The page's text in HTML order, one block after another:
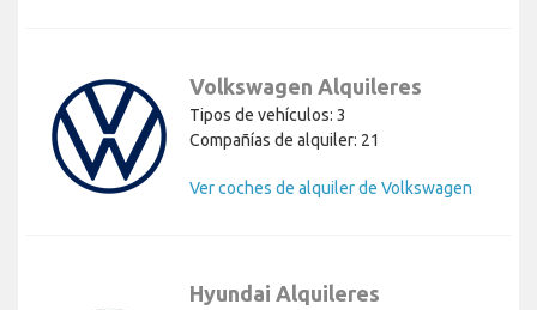
Volkswagen Alquileres
Tipos de vehículos: 3
Compañías de alquiler: 21
Ver coches de alquiler de Volkswagen
Hyundai Alquileres